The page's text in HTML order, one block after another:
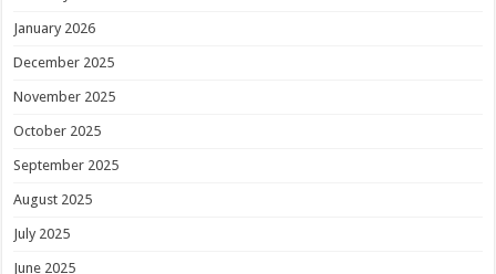
January 2026
December 2025
November 2025
October 2025
September 2025
August 2025
July 2025
June 2025